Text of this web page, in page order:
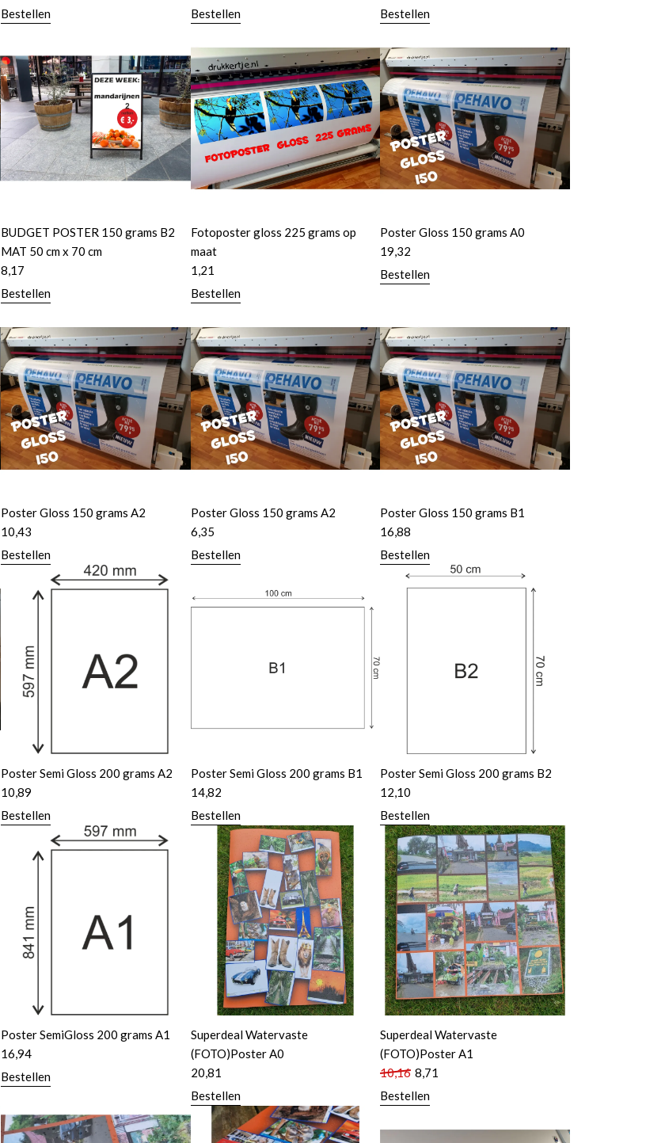
Bestellen
Bestellen
Bestellen
BUDGET POSTER 150 grams B2
MAT 50 cm x 70 cm
8,17
Bestellen
Fotoposter gloss 225 grams op
maat
1,21
Bestellen
Poster Gloss 150 grams A0
19,32
Bestellen
Poster Gloss 150 grams A2
10,43
Bestellen
Poster Gloss 150 grams A2
6,35
Bestellen
Poster Gloss 150 grams B1
16,88
Bestellen
Poster Semi Gloss 200 grams A2
10,89
Bestellen
Poster Semi Gloss 200 grams B1
14,82
Bestellen
Poster Semi Gloss 200 grams B2
12,10
Bestellen
Poster SemiGloss 200 grams A1
16,94
Bestellen
Superdeal Watervaste
(FOTO)Poster A0
20,81
Bestellen
Superdeal Watervaste
(FOTO)Poster A1
10,16 8,71
Bestellen